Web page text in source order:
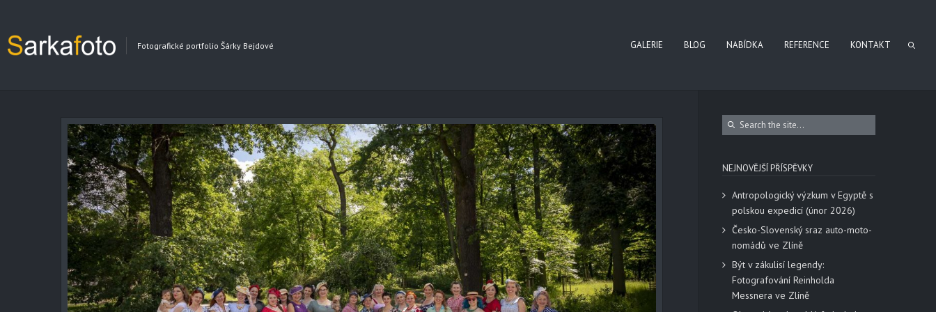
Fotografické portfolio Šárky Bejdové GALERIE BLOG NABÍDKA REFERENCE KONTAKT
NEJNOVĚJŠÍ PŘÍSPĚVKY
Antropologický výzkum v Egyptě s
polskou expedicí (únor 2026)
Česko-Slovenský sraz auto-moto-
nomádů ve Zlíně
Být v zákulisí legendy:
Fotografování Reinholda
Messnera ve Zlíně